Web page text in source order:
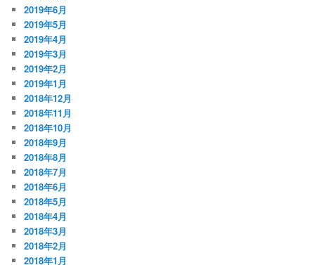
2019年6月
2019年5月
2019年4月
2019年3月
2019年2月
2019年1月
2018年12月
2018年11月
2018年10月
2018年9月
2018年8月
2018年7月
2018年6月
2018年5月
2018年4月
2018年3月
2018年2月
2018年1月